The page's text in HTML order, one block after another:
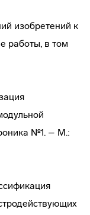
изобретений к
работы, в том
№1. – М.: